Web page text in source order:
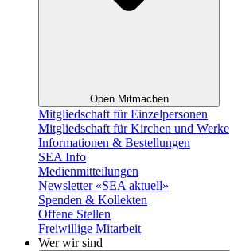
Open Mitmachen
Mitgliedschaft für Einzelpersonen
Mitgliedschaft für Kirchen und Werke
Informationen & Bestellungen
SEA Info
Medienmitteilungen
Newsletter «SEA aktuell»
Spenden & Kollekten
Offene Stellen
Freiwillige Mitarbeit
Wer wir sind